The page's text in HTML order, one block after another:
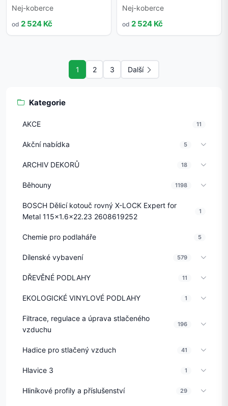
Nej-koberce
od 2 524 Kč
Nej-koberce
od 2 524 Kč
1 2 3 Další
Kategorie
AKCE 11
Akční nabídka 5
ARCHIV DEKORŮ 18
Běhouny 1198
BOSCH Dělicí kotouč rovný X-LOCK Expert for
Metal 115x1.6x22.23 2608619252
1
Chemie pro podlaháře 5
Dílenské vybavení 579
DŘEVĚNÉ PODLAHY 11
EKOLOGICKÉ VINYLOVÉ PODLAHY 1
Filtrace, regulace a úprava stlačeného
vzduchu
196
Hadice pro stlačený vzduch 41
Hlavice 3 1
Hliníkové profily a příslušenství 29